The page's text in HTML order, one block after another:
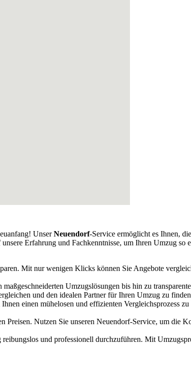
UnserNeuendorf-Service ermöglicht es Ihnen,
Erfahrung und Fachkenntnisse, um Ihren Umzug
Mit nur wenigen Klicks können Sie Angebote
Umzugslösungen bis hin zu
und den idealen Partner für Ihren Umzug zu
einen mühelosen und effizienten Vergleichsprozess
Nutzen Sie unseren Neuendorf-Service, um die
und professionell durchzuführen. Mit